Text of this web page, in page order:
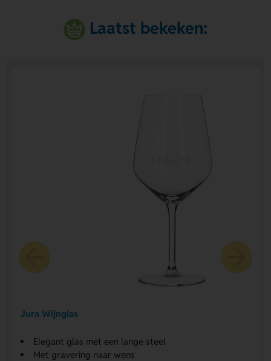
Laatst bekeken:
Jura Wijnglas
Elegant glas met een lange steel
Met gravering naar wens